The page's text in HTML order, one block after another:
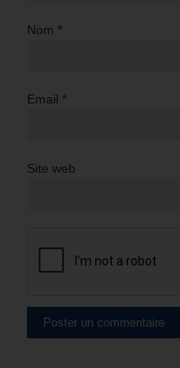
Nom *
Email *
Site web